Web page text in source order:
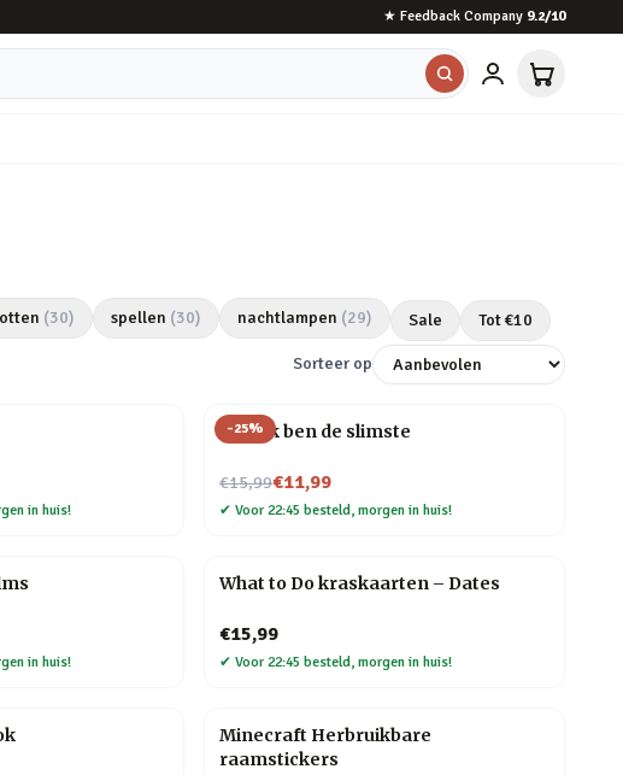
★ Feedback Company 9.2/10
(30) spellen (30) nachtlampen (29) Sale Tot €10
Sorteer op
in huis!
-25%
Mok Ik ben de slimste
€15,99
Nu voor€11,99
✔ Voor 22:45 besteld, morgen in huis!
in huis!
What to Do kraskaarten – Dates
€15,99
✔ Voor 22:45 besteld, morgen in huis!
Minecraft Herbruikbare
raamstickers